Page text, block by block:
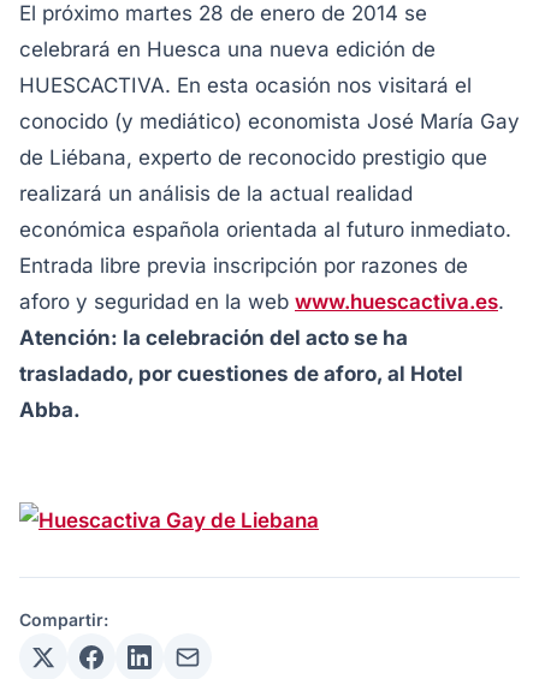
El próximo martes 28 de enero de 2014 se
celebrará en Huesca una nueva edición de
HUESCACTIVA. En esta ocasión nos visitará el
conocido (y mediático) economista José María Gay
de Liébana, experto de reconocido prestigio que
realizará un análisis de la actual realidad
económica española orientada al futuro inmediato.
Entrada libre previa inscripción por razones de
aforo y seguridad en la web www.huescactiva.es.
Atención: la celebración del acto se ha
trasladado, por cuestiones de aforo, al Hotel
Abba.
Compartir: